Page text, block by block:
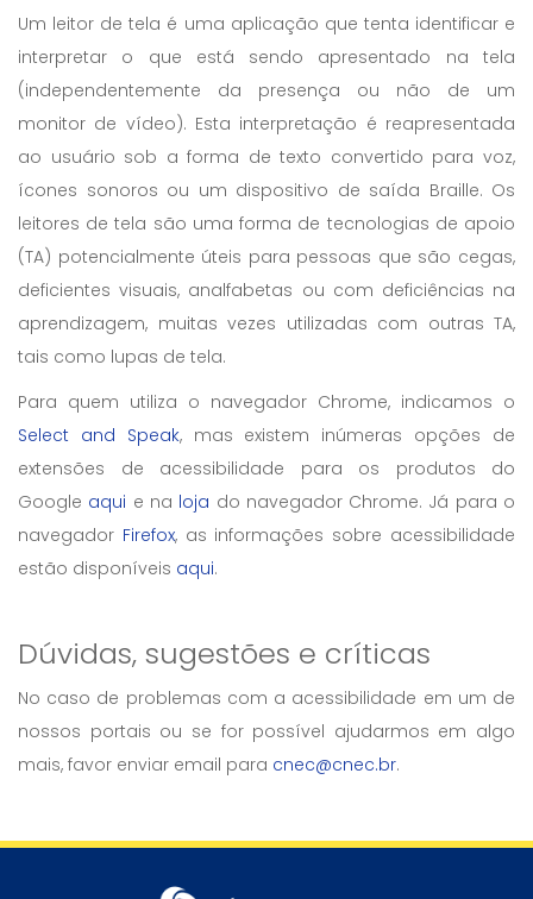
Um leitor de tela é uma aplicação que tenta identificar e
interpretar o que está sendo apresentado na tela
(independentemente da presença ou não de um
monitor de vídeo). Esta interpretação é reapresentada
ao usuário sob a forma de texto convertido para voz,
ícones sonoros ou um dispositivo de saída Braille. Os
leitores de tela são uma forma de tecnologias de apoio
(TA) potencialmente úteis para pessoas que são cegas,
deficientes visuais, analfabetas ou com deficiências na
aprendizagem, muitas vezes utilizadas com outras TA,
tais como lupas de tela.
Para quem utiliza o navegador Chrome, indicamos o
Select and Speak, mas existem inúmeras opções de
extensões de acessibilidade para os produtos do
Google aqui e na loja do navegador Chrome. Já para o
navegador Firefox, as informações sobre acessibilidade
estão disponíveis aqui.
Dúvidas, sugestões e críticas
No caso de problemas com a acessibilidade em um de
nossos portais ou se for possível ajudarmos em algo
mais, favor enviar email para cnec@cnec.br.